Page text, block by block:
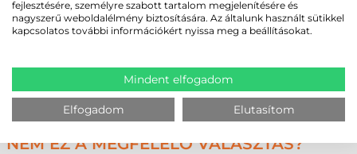
Technológia
direkt termál
Felbontás
203 dpi
Max. tekercsátmérő
56 mm
12 hónap
Garancia (nyomtatófej)
6 hónap
FELHASZNÁLÁSI TERÜLETEK ÉS „MIKOR
NEM EZ A MEGFELELŐ VÁLASZTÁS?”
fejlesztésére, személyre szabott tartalom megjelenítésére és
nagyszerű weboldalélmény biztosítására. Az általunk használt sütikkel
kapcsolatos további információkért nyissa meg a beállításokat.
Mindent elfogadom
Elfogadom Elutasítom